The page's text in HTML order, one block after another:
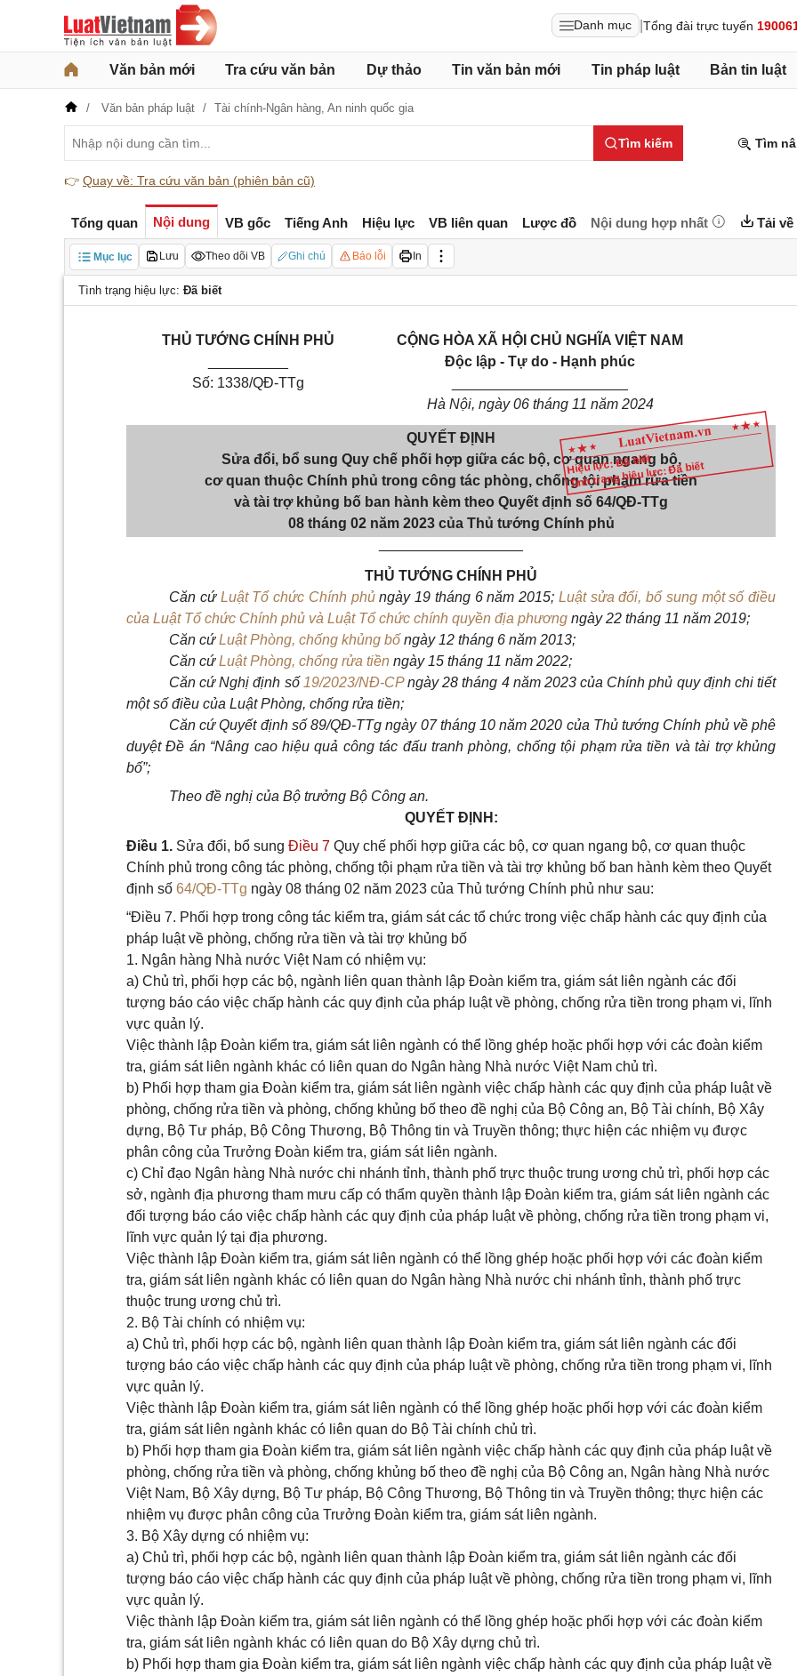
Danh mục Tổng đài trực tuyến
Văn bản mới Tra cứu văn bản Dự thảo Tin văn bản mới Tin pháp luật Bản tin luật
Văn bản pháp luật Tài chính-Ngân hàng, An ninh quốc gia
Tìm kiếm Tìm
👉 Quay về: Tra cứu văn bản (phiên bản cũ)
Tổng quan Nội dung VB gốc Tiếng Anh Hiệu lực VB liên quan Lược đồ Nội dung hợp nhất Tải về
Mục lục Lưu Theo dõi VB Ghi chú Báo lỗi In
Tình trạng hiệu lực: Đã biết
Hiệu lực: Đã biết
Tình trạng hiệu lực: Đã biết
THỦ TƯỚNG CHÍNH PHỦ
Số: 1338/QĐ-TTg
CỘNG HÒA XÃ HỘI CHỦ NGHĨA VIỆT NAM
Độc lập - Tự do - Hạnh phúc
Hà Nội, ngày 06 tháng 11 năm 2024
QUYẾT ĐỊNH
Sửa đổi, bổ sung Quy chế phối hợp giữa các bộ, cơ quan ngang bộ,
cơ quan thuộc Chính phủ trong công tác phòng, chống tội phạm rửa tiền
và tài trợ khủng bố ban hành kèm theo Quyết định số 64/QĐ-TTg
08 tháng 02 năm 2023 của Thủ tướng Chính phủ
THỦ TƯỚNG CHÍNH PHỦ
Căn cứ Luật Tổ chức Chính phủngày 19 tháng 6 năm 2015; Luật sửa đổi, bổ sung một số điều
của Luật Tổ chức Chính phủ và Luật Tổ chức chính quyền địa phương ngày 22 tháng 11 năm 2019;
Căn cứLuật Phòng, chống khủng bố ngày 12 tháng 6 năm 2013;
Căn cứLuật Phòng, chống rửa tiền ngày 15 tháng 11 năm 2022;
Căn cứ Nghị định số 19/2023/NĐ-CPngày 28 tháng 4 năm 2023 của Chính phủ quy định chi tiết
một số điều của Luật Phòng, chống rửa tiền;
Căn cứQuyết định số 89/QĐ-TTg ngày 07 tháng 10 năm 2020 của Thủ tướng Chính phủ vềphê
duyệt Đề án “Nâng cao hiệu quả công tác đấu tranh phòng, chống tội phạm rửa tiền và tài trợ khủng
bố”;
Theo đề nghị của Bộ trưởng Bộ Công an.
QUYẾT ĐỊNH:
Điều 1. Sửa đổi, bổ sung Điều 7 Quy chế phối hợp giữa các bộ, cơ quan ngang bộ, cơ quan thuộc
Chính phủ trong công tác phòng, chống tội phạm rửa tiền và tài trợ khủng bố ban hành kèm theo Quyết
định số 64/QĐ-TTg ngày 08 tháng 02 năm 2023 của Thủ tướng Chính phủ như sau:
“Điều 7. Phối hợp trong công tác kiểm tra, giám sát các tổ chức trong việc chấp hành các quy định của
pháp luật về phòng, chống rửa tiền và tài trợ khủng bố
1. Ngân hàng Nhà nước Việt Nam có nhiệm vụ:
a) Chủ trì, phối hợp các bộ, ngành liên quan thành lập Đoàn kiểm tra, giám sát liên ngành các đối
tượng báo cáo việc chấp hành các quy định của pháp luật về phòng, chống rửa tiền trong phạm vi, lĩnh
vực quản lý.
Việc thành lập Đoàn kiểm tra, giám sát liên ngành có thể lồng ghép hoặc phối hợp với các đoàn kiểm
tra, giám sát liên ngành khác có liên quan do Ngân hàng Nhà nước Việt Nam chủ trì.
b) Phối hợp tham gia Đoàn kiểm tra, giám sát liên ngành việc chấp hành các quy định của pháp luật về
phòng, chống rửa tiền và phòng, chống khủng bố theo đề nghị của Bộ Công an, Bộ Tài chính, Bộ Xây
dựng, Bộ Tư pháp, Bộ Công Thương, Bộ Thông tin và Truyền thông; thực hiện các nhiệm vụ được
phân công của Trưởng Đoàn kiểm tra, giám sát liên ngành.
c) Chỉ đạo Ngân hàng Nhà nước chi nhánh tỉnh, thành phố trực thuộc trung ương chủ trì, phối hợp các
sở, ngành địa phương tham mưu cấp có thẩm quyền thành lập Đoàn kiểm tra, giám sát liên ngành các
đối tượng báo cáo việc chấp hành các quy định của pháp luật về phòng, chống rửa tiền trong phạm vi,
lĩnh vực quản lý tại địa phương.
Việc thành lập Đoàn kiểm tra, giám sát liên ngành có thể lồng ghép hoặc phối hợp với các đoàn kiểm
tra, giám sát liên ngành khác có liên quan do Ngân hàng Nhà nước chi nhánh tỉnh, thành phố trực
thuộc trung ương chủ trì.
2. Bộ Tài chính có nhiệm vụ:
a) Chủ trì, phối hợp các bộ, ngành liên quan thành lập Đoàn kiểm tra, giám sát liên ngành các đối
tượng báo cáo việc chấp hành các quy định của pháp luật về phòng, chống rửa tiền trong phạm vi, lĩnh
vực quản lý.
Việc thành lập Đoàn kiểm tra, giám sát liên ngành có thể lồng ghép hoặc phối hợp với các đoàn kiểm
tra, giám sát liên ngành khác có liên quan do Bộ Tài chính chủ trì.
b) Phối hợp tham gia Đoàn kiểm tra, giám sát liên ngành việc chấp hành các quy định của pháp luật về
phòng, chống rửa tiền và phòng, chống khủng bố theo đề nghị của Bộ Công an, Ngân hàng Nhà nước
Việt Nam, Bộ Xây dựng, Bộ Tư pháp, Bộ Công Thương, Bộ Thông tin và Truyền thông; thực hiện các
nhiệm vụ được phân công của Trưởng Đoàn kiểm tra, giám sát liên ngành.
3. Bộ Xây dựng có nhiệm vụ:
a) Chủ trì, phối hợp các bộ, ngành liên quan thành lập Đoàn kiểm tra, giám sát liên ngành các đối
tượng báo cáo việc chấp hành các quy định của pháp luật về phòng, chống rửa tiền trong phạm vi, lĩnh
vực quản lý.
Việc thành lập Đoàn kiểm tra, giám sát liên ngành có thể lồng ghép hoặc phối hợp với các đoàn kiểm
tra, giám sát liên ngành khác có liên quan do Bộ Xây dựng chủ trì.
b) Phối hợp tham gia Đoàn kiểm tra, giám sát liên ngành việc chấp hành các quy định của pháp luật về